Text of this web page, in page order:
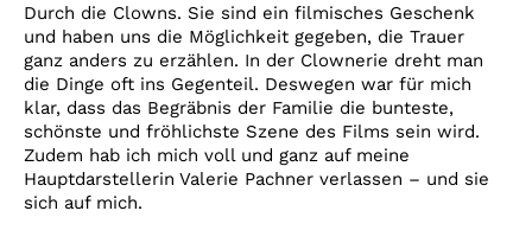
Durch die Clowns. Sie sind ein filmisches Geschenk
und haben uns die Möglichkeit gegeben, die Trauer
ganz anders zu erzählen. In der Clownerie dreht man
die Dinge oft ins Gegenteil. Deswegen war für mich
klar, dass das Begräbnis der Familie die bunteste,
schönste und fröhlichste Szene des Films sein wird.
Zudem hab ich mich voll und ganz auf meine
Hauptdarstellerin Valerie Pachner verlassen – und sie
sich auf mich.